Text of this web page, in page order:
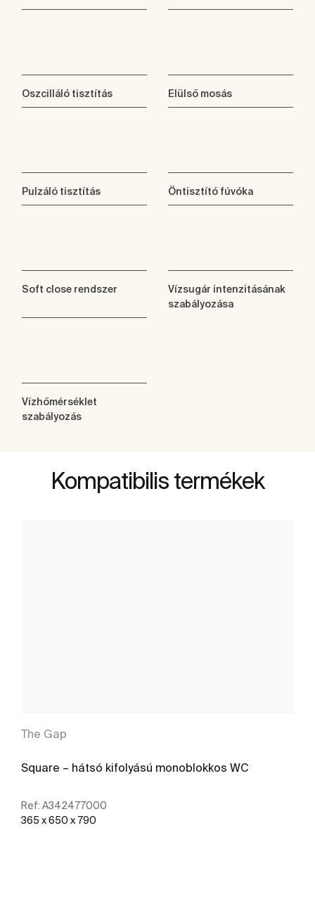
Oszcilláló tisztítás Elülső mosás
Pulzáló tisztítás Öntisztító fúvóka
Soft close rendszer
Vízsugár intenzitásának
szabályozása
Vízhőmérséklet
szabályozás
Kompatibilis termékek
The Gap
Square – hátsó kifolyású monoblokkos WC
Ref: A342477000
365 x 650 x 790